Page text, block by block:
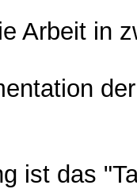
Arbeit in
ist das